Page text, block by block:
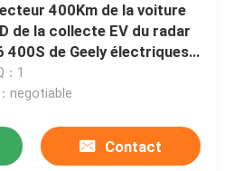
400Km de la voiture
de la collecte EV du radar
400S de Geely électriques
le camion
：1
negotiable
Contact